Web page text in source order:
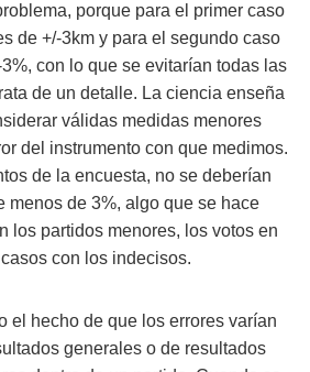
porque para el primer caso
de +/-3km y para el segundo caso
con lo que se evitarían todas las
de un detalle. La ciencia enseña
válidas medidas menores
del instrumento con que medimos.
de la encuesta, no se deberían
menos de 3%, algo que se hace
los partidos menores, los votos en
con los indecisos.
el hecho de que los errores varían
generales o de resultados